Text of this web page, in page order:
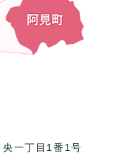
一丁目1番1号